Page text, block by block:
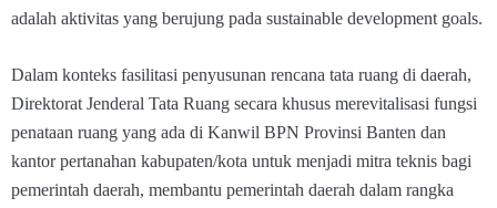
adalah aktivitas yang berujung pada sustainable development goals.
Dalam konteks fasilitasi penyusunan rencana tata ruang di daerah,
Direktorat Jenderal Tata Ruang secara khusus merevitalisasi fungsi
penataan ruang yang ada di Kanwil BPN Provinsi Banten dan
kantor pertanahan kabupaten/kota untuk menjadi mitra teknis bagi
pemerintah daerah, membantu pemerintah daerah dalam rangka